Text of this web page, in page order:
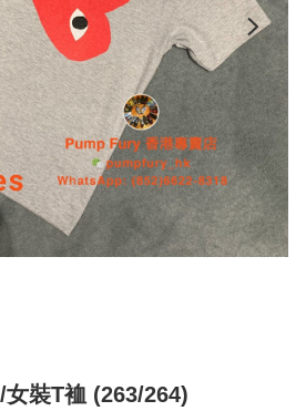
裝T裇 (263/264)